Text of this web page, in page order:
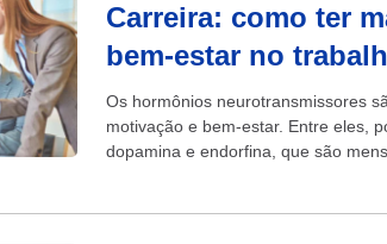
Carreira: como ter
bem-estar no
Os hormônios neurotransmissores
motivação e bem-estar. Entre eles,
dopamina e endorfina, que são